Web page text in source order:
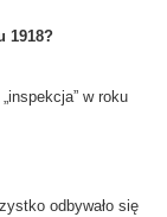
1918?
w roku
odbywało się